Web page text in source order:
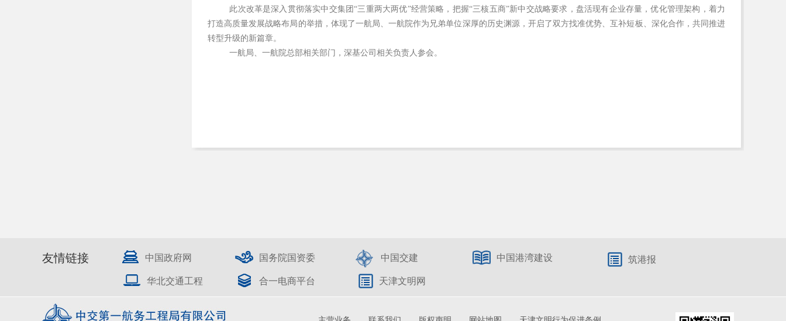
此次改革是深入贯彻落实中交集团“三重两大两优”经营策略，把握“三核五商”新中交战略要求，盘活现有企业存量，优化管理架构，着力
打造高质量发展战略布局的举措，体现了一航局、一航院作为兄弟单位深厚的历史渊源，开启了双方找准优势、互补短板、深化合作，共同推进
转型升级的新篇章。
一航局、一航院总部相关部门，深基公司相关负责人参会。
友情链接 中国政府网 国务院国资委 中国交建 中国港湾建设 筑港报
华北交通工程 合一电商平台 天津文明网